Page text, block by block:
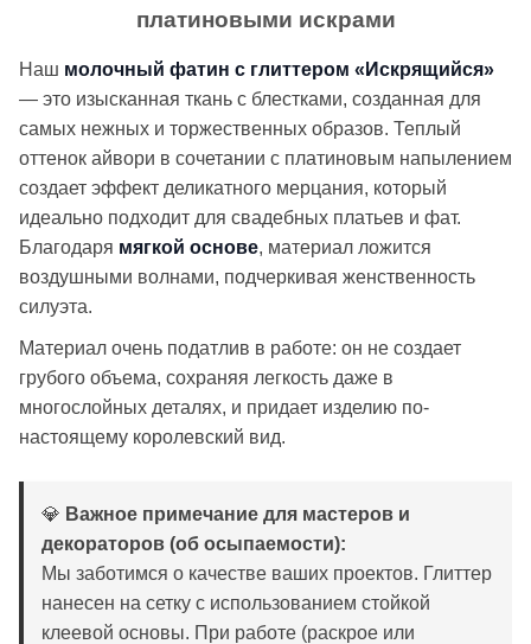
платиновыми искрами
Наш молочный фатин с глиттером «Искрящийся»
— это изысканная ткань с блестками, созданная для
самых нежных и торжественных образов. Теплый
оттенок айвори в сочетании с платиновым напылением
создает эффект деликатного мерцания, который
идеально подходит для свадебных платьев и фат.
Благодаря мягкой основе, материал ложится
воздушными волнами, подчеркивая женственность
силуэта.
Материал очень податлив в работе: он не создает
грубого объема, сохраняя легкость даже в
многослойных деталях, и придает изделию по-
настоящему королевский вид.
💎 Важное примечание для мастеров и
декораторов (об осыпаемости):
Мы заботимся о качестве ваших проектов. Глиттер
нанесен на сетку с использованием стойкой
клеевой основы. При работе (раскрое или